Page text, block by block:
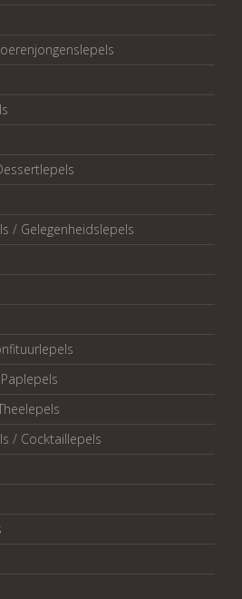
/ Gelegenheidslepels
/ Cocktaillepels